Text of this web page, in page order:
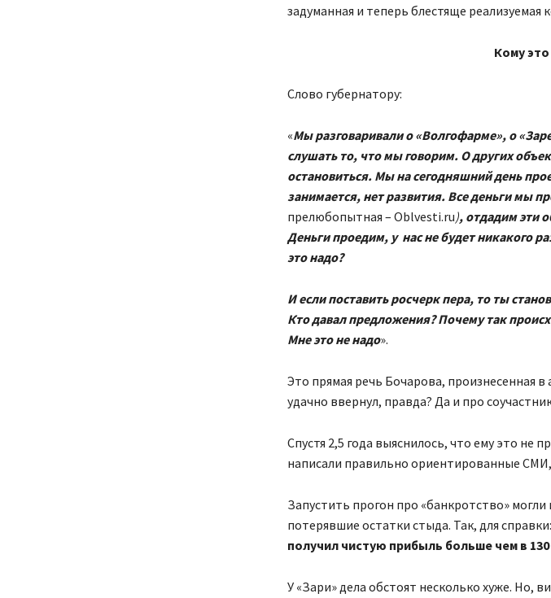
задуманная и теперь блестяще реализуемая
Кому
Слово губернатору:
«Мы разговаривали о «Волгофарме», о
слушать то, что мы говорим. О других
остановиться. Мы на сегодняшний день
занимается, нет развития. Все деньги мы
прелюбопытная – Oblvesti.ru), отдадим эти
Деньги проедим, у нас не будет никакого
это надо?
И если поставить росчерк пера, то ты
Кто давал предложения? Почему так
Мне это не надо».
Это прямая речь Бочарова, произнесенная в
удачно ввернул, правда? Да и про
Спустя 2,5 года выяснилось, что ему это не
написали правильно ориентированные
Запустить прогон про «банкротство»
потерявшие остатки стыда. Так, для
получил чистую прибыль больше чем в
У «Зари» дела обстоят несколько хуже. Но,